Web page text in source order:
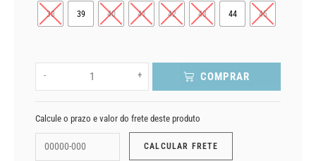
38 39 40 41 42 43 44 45
- + COMPRAR
Calcule o prazo e valor do frete deste produto